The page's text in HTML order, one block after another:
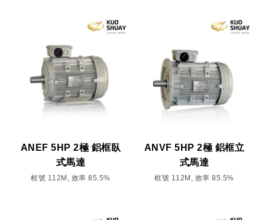
ANEF 5HP 2極 鋁框臥
式馬達
框號 112M, 效率 85.5%
ANVF 5HP 2極 鋁框立
式馬達
框號 112M, 效率 85.5%